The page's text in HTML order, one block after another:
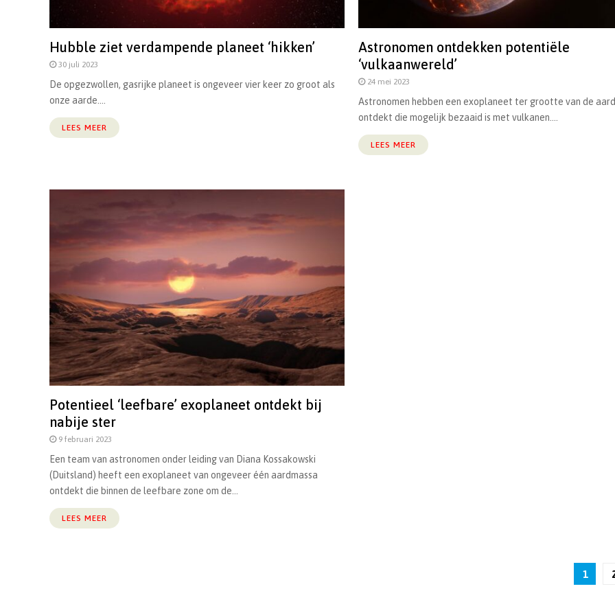
Hubble ziet verdampende planeet ‘hikken’
30 juli 2023
De opgezwollen, gasrijke planeet is ongeveer vier keer zo groot als
onze aarde....
LEES MEER
Astronomen ontdekken potentiële
‘vulkaanwereld’
24 mei 2023
Astronomen hebben een exoplaneet ter grootte van de
ontdekt die mogelijk bezaaid is met vulkanen....
LEES MEER
Potentieel ‘leefbare’ exoplaneet ontdekt bij
nabije ster
9 februari 2023
Een team van astronomen onder leiding van Diana Kossakowski
(Duitsland) heeft een exoplaneet van ongeveer één aardmassa
ontdekt die binnen de leefbare zone om de...
LEES MEER
1